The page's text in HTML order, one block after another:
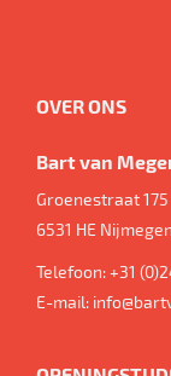
OVER ONS
Bart van
Groenestraat 175
6531 HE Nijmegen
Telefoon:+31
E-mail: